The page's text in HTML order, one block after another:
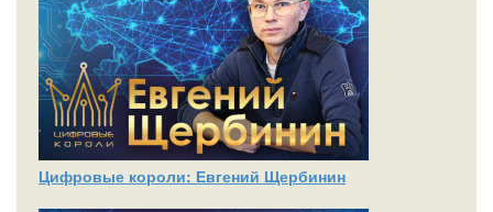
Цифровые короли: Евгений Щербинин